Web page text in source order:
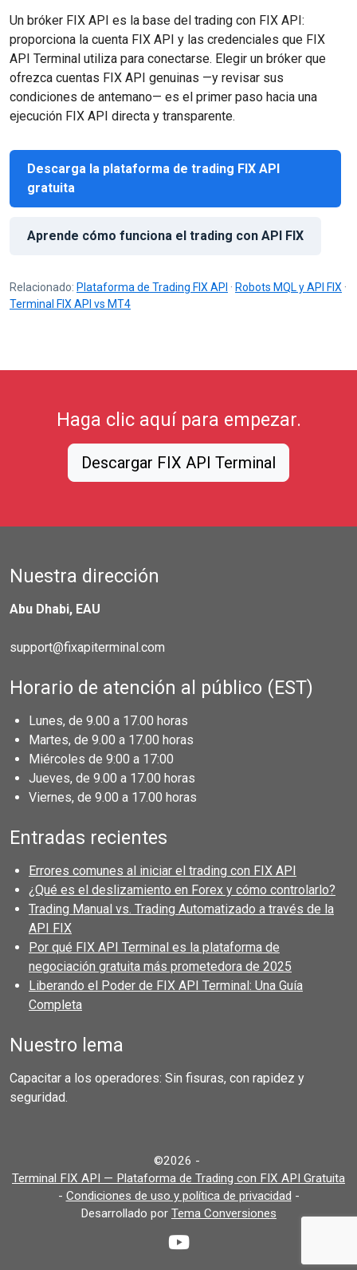
Un bróker FIX API es la base del trading con FIX API:
proporciona la cuenta FIX API y las credenciales que FIX
API Terminal utiliza para conectarse. Elegir un bróker que
ofrezca cuentas FIX API genuinas —y revisar sus
condiciones de antemano— es el primer paso hacia una
ejecución FIX API directa y transparente.
Descarga la plataforma de trading FIX API
gratuita
Aprende cómo funciona el trading con API FIX
Relacionado: Plataforma de Trading FIX API · Robots MQL y API FIX ·
Terminal FIX API vs MT4
Haga clic aquí para empezar.
Descargar FIX API Terminal
Nuestra dirección
Abu Dhabi, EAU
support@fixapiterminal.com
Horario de atención al público (EST)
Lunes, de 9.00 a 17.00 horas
Martes, de 9.00 a 17.00 horas
Miércoles de 9:00 a 17:00
Jueves, de 9.00 a 17.00 horas
Viernes, de 9.00 a 17.00 horas
Entradas recientes
Errores comunes al iniciar el trading con FIX API
¿Qué es el deslizamiento en Forex y cómo controlarlo?
Trading Manual vs. Trading Automatizado a través de la
API FIX
Por qué FIX API Terminal es la plataforma de
negociación gratuita más prometedora de 2025
Liberando el Poder de FIX API Terminal: Una Guía
Completa
Nuestro lema
Capacitar a los operadores: Sin fisuras, con rapidez y
seguridad.
©2026 -
Terminal FIX API — Plataforma de Trading con FIX API Gratuita
- Condiciones de uso y política de privacidad -
Desarrollado por Tema Conversiones
YouTube